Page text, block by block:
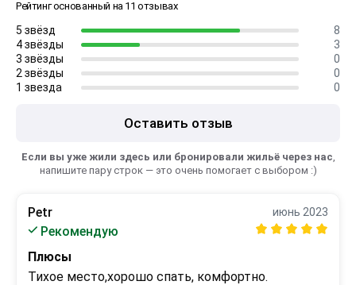
Рейтинг основанный на 11 отзывах
5 звёзд
8
4 звёзды
3
3 звёзды
0
2 звёзды
0
1 звезда
0
Оставить отзыв
Если вы уже жили здесь или бронировали жильё через нас,
напишите пару строк — это очень помогает с выбором :)
Petr
Рекомендую
июнь 2023
Плюсы
Тихое место,хорошо спать, комфортно.